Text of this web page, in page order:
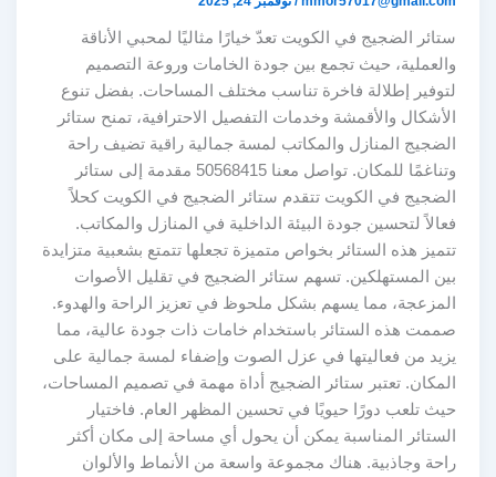
ستائر الضجيج في الكويت تعدّ خيارًا مثاليًا لمحبي الأناقة
والعملية، حيث تجمع بين جودة الخامات وروعة التصميم
لتوفير إطلالة فاخرة تناسب مختلف المساحات. بفضل تنوع
الأشكال والأقمشة وخدمات التفصيل الاحترافية، تمنح ستائر
الضجيج المنازل والمكاتب لمسة جمالية راقية تضيف راحة
وتناغمًا للمكان. تواصل معنا 50568415 مقدمة إلى ستائر
الضجيج في الكويت تتقدم ستائر الضجيج في الكويت كحلاً
فعالاً لتحسين جودة البيئة الداخلية في المنازل والمكاتب.
تتميز هذه الستائر بخواص متميزة تجعلها تتمتع بشعبية متزايدة
بين المستهلكين. تسهم ستائر الضجيج في تقليل الأصوات
المزعجة، مما يسهم بشكل ملحوظ في تعزيز الراحة والهدوء.
صممت هذه الستائر باستخدام خامات ذات جودة عالية، مما
يزيد من فعاليتها في عزل الصوت وإضفاء لمسة جمالية على
المكان. تعتبر ستائر الضجيج أداة مهمة في تصميم المساحات،
حيث تلعب دورًا حيويًا في تحسين المظهر العام. فاختيار
الستائر المناسبة يمكن أن يحول أي مساحة إلى مكان أكثر
راحة وجاذبية. هناك مجموعة واسعة من الأنماط والألوان